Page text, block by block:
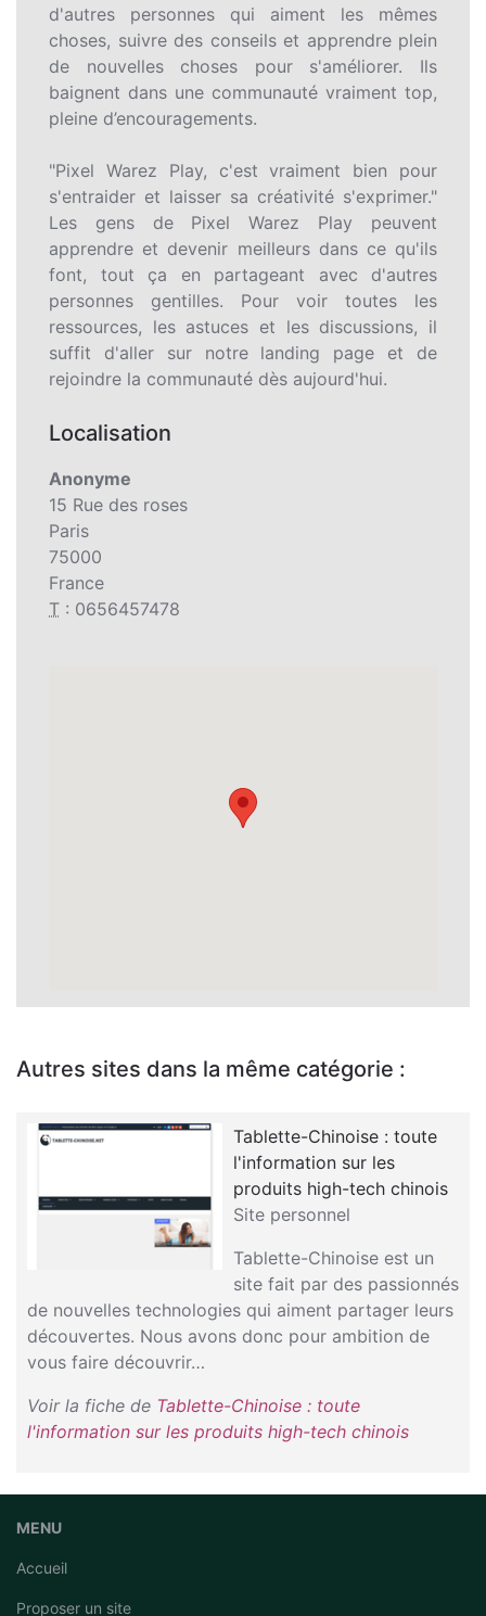
d'autres personnes qui aiment les mêmes
choses, suivre des conseils et apprendre plein
de nouvelles choses pour s'améliorer. Ils
baignent dans une communauté vraiment top,
pleine d’encouragements.
"Pixel Warez Play, c'est vraiment bien pour
s'entraider et laisser sa créativité s'exprimer."
Les gens de Pixel Warez Play peuvent
apprendre et devenir meilleurs dans ce qu'ils
font, tout ça en partageant avec d'autres
personnes gentilles. Pour voir toutes les
ressources, les astuces et les discussions, il
suffit d'aller sur notre landing page et de
rejoindre la communauté dès aujourd'hui.
Localisation
Anonyme
15 Rue des roses
Paris
75000
France
T : 0656457478
Autres sites dans la même catégorie :
Tablette-Chinoise : toute
l'information sur les
produits high-tech chinois
Site personnel
Tablette-Chinoise est un
site fait par des passionnés
de nouvelles technologies qui aiment partager leurs
découvertes. Nous avons donc pour ambition de
vous faire découvrir…
Voir la fiche de Tablette-Chinoise : toute
l'information sur les produits high-tech chinois
MENU
Accueil
Proposer un site